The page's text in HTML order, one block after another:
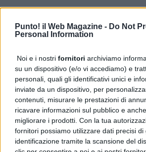
Punto! il Web Magazine - Do Not
Personal Information
Noi e i nostri fornitori archiviamo
su un dispositivo (e/o vi accediamo) e
personali, quali gli identificativi unici e
inviate da un dispositivo, per
contenuti, misurare le prestazioni di
ricavare informazioni sul pubblico e
migliorare i prodotti. Con la tua
fornitori possiamo utilizzare dati precisi
identificazione tramite la scansione del
ARGOMENTI CORRELATI: CHAMPIONS
PREMIO
SPORTS UEFA
AVANTI IL ​​PROSSIMO